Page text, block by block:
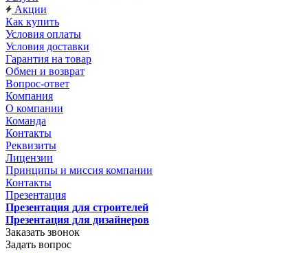
Акции
Как купить
Условия оплаты
Условия доставки
Гарантия на товар
Обмен и возврат
Вопрос-ответ
Компания
О компании
Команда
Контакты
Реквизиты
Лицензии
Принципы и миссия компании
Контакты
Презентация
Презентация для строителей
Презентация для дизайнеров
Заказать звонок
Задать вопрос